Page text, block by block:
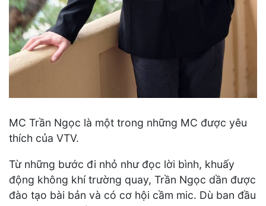
MC Trần Ngọc là một trong những MC được yêu
thích của VTV.
Từ những bước đi nhỏ như đọc lời bình, khuấy
động không khí trường quay, Trần Ngọc dần được
đào tạo bài bản và có cơ hội cầm mic. Dù ban đầu